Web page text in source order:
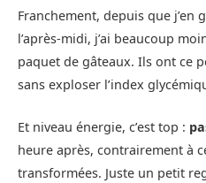
Franchement, depuis que
l’après-midi, j’ai beaucoup
paquet de gâteaux. Ils ont ce
sans exploser l’index
Et niveau énergie, c’est top :
heure après, contrairement à
transformées. Juste un petit